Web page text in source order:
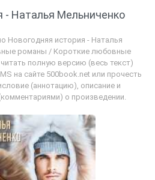
- Наталья Мельниченко
Новогодняя история - Наталья
романы / Короткие любовные
полную версию (весь текст)
на сайте 500book.net или прочесть
(аннотацию), описание и
о произведении.